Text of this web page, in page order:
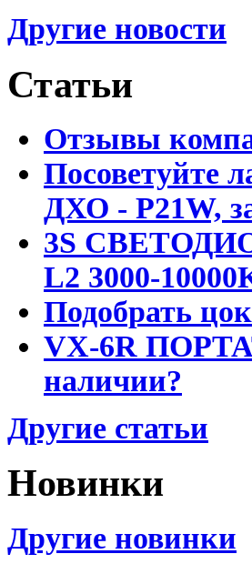
Другие новости
Статьи
Отзывы
Посоветуйте
ДХО - P21W,
3S
L2 3000-
Подобрать
VX-6R
наличии?
Другие статьи
Новинки
Другие новинки